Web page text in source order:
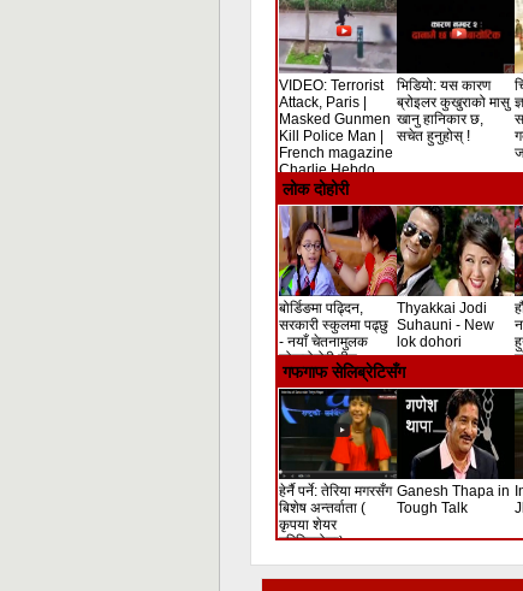
VIDEO: Terrorist
Attack, Paris |
Masked Gunmen
Kill Police Man |
French magazine
Charlie Hebdo
Shooting
भिडियो: यस कारण
ब्रोइलर कुखुराको मासु
खानु हानिकार छ,
सचेत हुनुहोस् !
लोक दोहोरी
बोर्डिङमा पढ्दिन,
सरकारी स्कुलमा पढ्छु
- नयाँ चेतनामुलक
लोकदोहोरी गीत
Thyakkai Jodi
Suhauni - New
lok dohori
गफगाफ सेलिब्रेटिसँग
हेर्नै पर्ने: तेरिया मगरसँग
बिशेष अन्तर्वाता (
कृपया शेयर
गरिदिनुहोला)
Ganesh Thapa in
Tough Talk